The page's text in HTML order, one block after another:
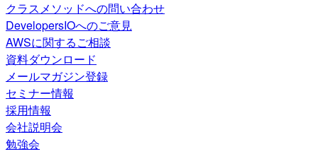
クラスメソッドへの問い合わせ
DevelopersIOへのご意見
AWSに関するご相談
資料ダウンロード
メールマガジン登録
セミナー情報
採用情報
会社説明会
勉強会